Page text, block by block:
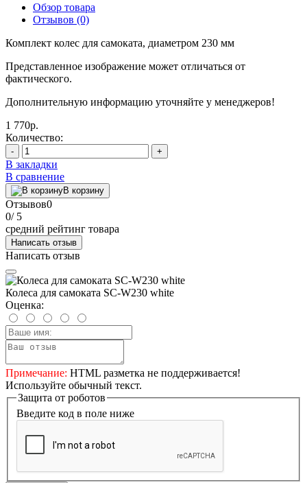
Обзор товара
Отзывов (0)
Комплект колес для самоката, диаметром 230 мм
Представленное изображение может отличаться от
фактического.
Дополнительную информацию уточняйте у менеджеров!
1 770р.
Количество:
- +
В закладки
В сравнение
В корзину
Отзывов0
0/ 5
средний рейтинг товара
Написать отзыв
Написать отзыв
Колеса для самоката SC-W230 white
Оценка:
Примечание: HTML разметка не поддерживается!
Используйте обычный текст.
Защита от роботов
Введите код в поле ниже